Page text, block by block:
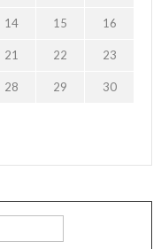
14 15 16
21 22 23
28 29 30